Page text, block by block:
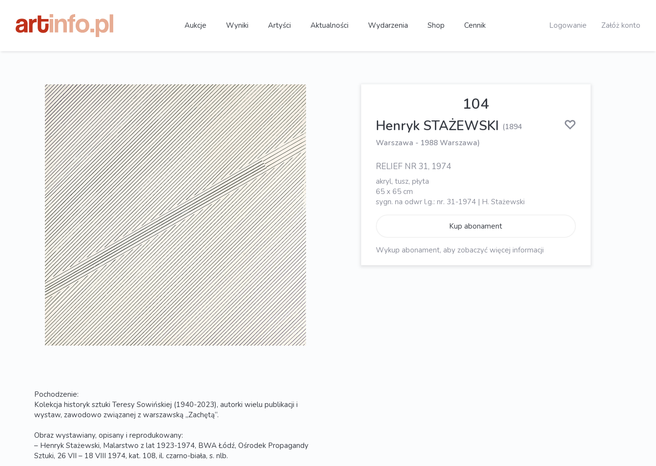
Aukcje Wyniki Artyści Aktualności Wydarzenia Shop Cennik Logowanie Załóż konto
Pochodzenie:
Kolekcja historyk sztuki Teresy Sowińskiej (1940-2023), autorki wielu publikacji i
wystaw, zawodowo związanej z warszawską „Zachętą“.
Obraz wystawiany, opisany i reprodukowany:
– Henryk Stażewski, Malarstwo z lat 1923-1974, BWA Łódź, Ośrodek Propagandy
Sztuki, 26 VII – 18 VIII 1974, kat. 108, il. czarno-biała, s. nlb.
104
Henryk STAŻEWSKI (1894
Warszawa - 1988 Warszawa)
RELIEF NR 31, 1974
akryl, tusz, płyta
65 x 65 cm
sygn. na odwr l.g.: nr. 31-1974 | H. Stażewski
Kup abonament
Wykup abonament, aby zobaczyć więcej informacji